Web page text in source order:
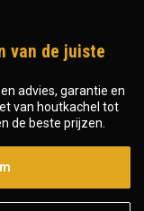
van de juiste
advies, garantie en
van houtkachel tot
de beste prijzen.